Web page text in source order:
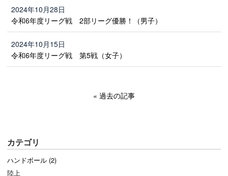
2024年10月28日
令和6年度リーグ戦 2部リーグ優勝！（男子）
2024年10月15日
令和6年度リーグ戦 第5戦（女子）
過去の記事
カテゴリ
ハンドボール (2)
陸上